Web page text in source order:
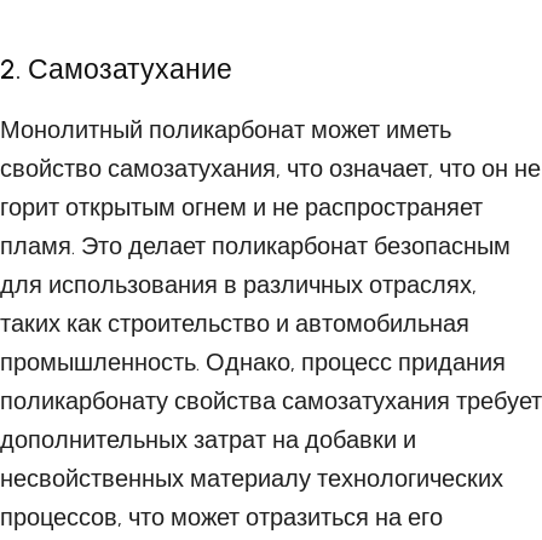
2. Самозатухание
Монолитный поликарбонат может иметь
свойство самозатухания, что означает, что он не
горит открытым огнем и не распространяет
пламя. Это делает поликарбонат безопасным
для использования в различных отраслях,
таких как строительство и автомобильная
промышленность. Однако, процесс придания
поликарбонату свойства самозатухания требует
дополнительных затрат на добавки и
несвойственных материалу технологических
процессов, что может отразиться на его